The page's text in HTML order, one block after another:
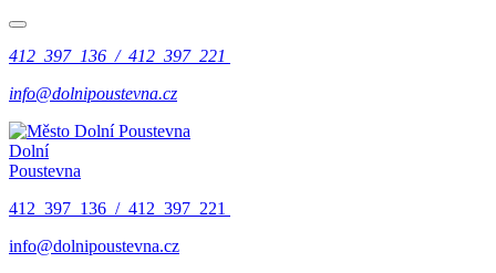
412 397 136 / 412 397 221
info@dolnipoustevna.cz
Dolní
Poustevna
412 397 136 / 412 397 221
info@dolnipoustevna.cz